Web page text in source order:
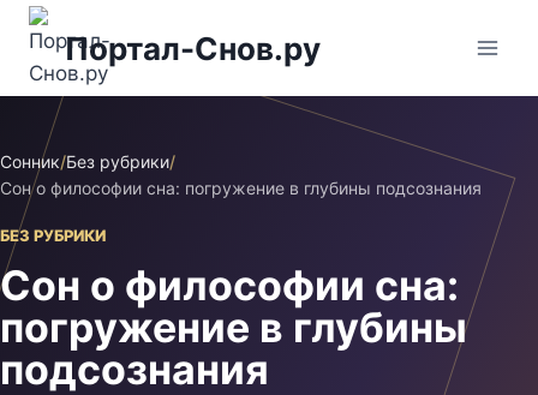
Перейти
содержимому
Портал-Снов.ру
Сонник/Без рубрики/
Сон о философии сна: погружение в глубины подсознания
БЕЗ РУБРИКИ
Сон о философии сна:
погружение в глубины
подсознания